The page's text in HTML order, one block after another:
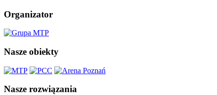
Organizator
Nasze obiekty
Nasze rozwiązania